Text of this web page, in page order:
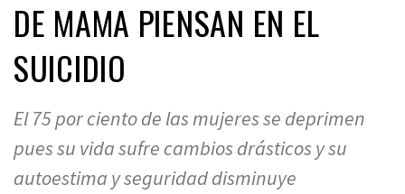
DE MAMA PIENSAN EN EL
SUICIDIO
El 75 por ciento de las mujeres se deprimen
pues su vida sufre cambios drásticos y su
autoestima y seguridad disminuye